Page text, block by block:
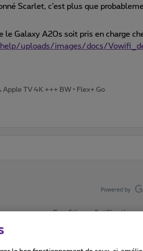
Scarlet, c’est plus que
le Galaxy A20s soit pris en charge
uploads/images/docs/
Apple TV 4K +++ BW • Flex+ Go
Conditions d'utilisation